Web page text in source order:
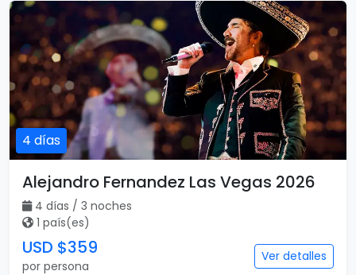
4 días
Alejandro Fernandez Las Vegas 2026
4 días / 3 noches
1 país(es)
USD $359
por persona
Ver detalles